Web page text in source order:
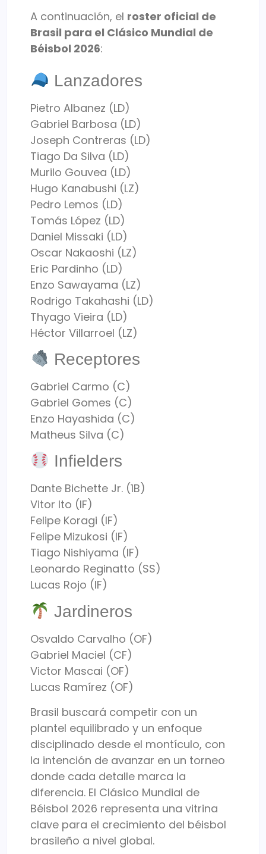
A continuación, el roster oficial de
Brasil para el Clásico Mundial de
Béisbol 2026:
Lanzadores
Pietro Albanez (LD)
Gabriel Barbosa (LD)
Joseph Contreras (LD)
Tiago Da Silva (LD)
Murilo Gouvea (LD)
Hugo Kanabushi (LZ)
Pedro Lemos (LD)
Tomás López (LD)
Daniel Missaki (LD)
Oscar Nakaoshi (LZ)
Eric Pardinho (LD)
Enzo Sawayama (LZ)
Rodrigo Takahashi (LD)
Thyago Vieira (LD)
Héctor Villarroel (LZ)
Receptores
Gabriel Carmo (C)
Gabriel Gomes (C)
Enzo Hayashida (C)
Matheus Silva (C)
Infielders
Dante Bichette Jr. (1B)
Vitor Ito (IF)
Felipe Koragi (IF)
Felipe Mizukosi (IF)
Tiago Nishiyama (IF)
Leonardo Reginatto (SS)
Lucas Rojo (IF)
Jardineros
Osvaldo Carvalho (OF)
Gabriel Maciel (CF)
Victor Mascai (OF)
Lucas Ramírez (OF)
Brasil buscará competir con un
plantel equilibrado y un enfoque
disciplinado desde el montículo, con
la intención de avanzar en un torneo
donde cada detalle marca la
diferencia. El Clásico Mundial de
Béisbol 2026 representa una vitrina
clave para el crecimiento del béisbol
brasileño a nivel global.